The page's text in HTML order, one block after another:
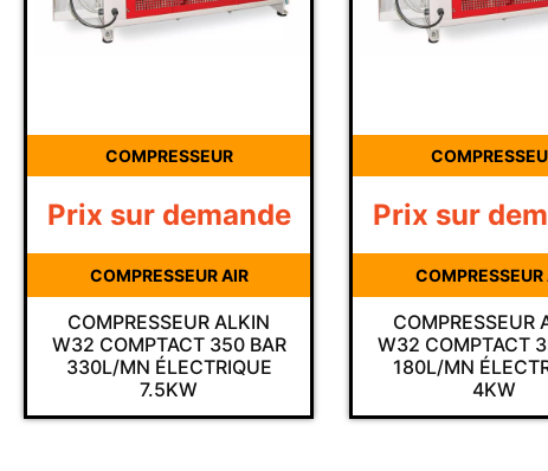
COMPRESSEUR
COMPRESSEUR ALKIN
COMPTACT 350 BAR
MN ÉLECTRIQUE
sur demande
COMPRESSEUR AIR
COMPRESSEUR
COMPRESSEUR ALKIN
W32 COMPTACT 350 BAR
180L/MN ÉLECTRIQUE
Prix sur demande
COMPRESSEUR AIR